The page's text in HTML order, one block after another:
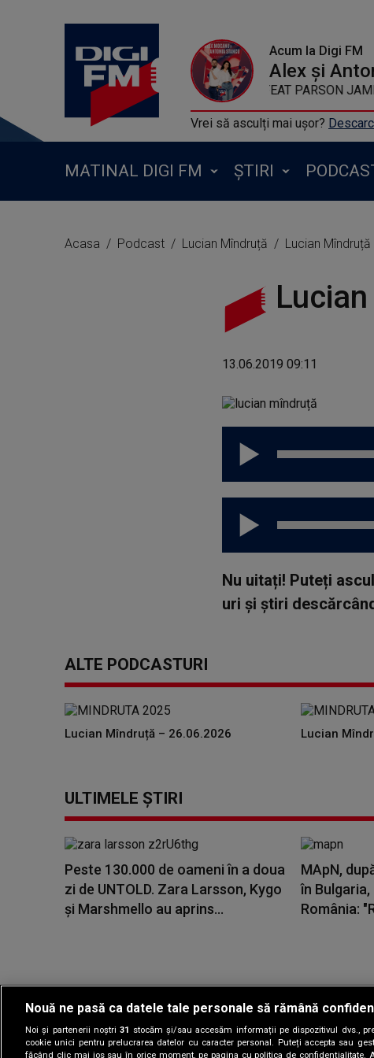
Acum la Digi FM
Alex și
KYGO FEAT PARSON
Vrei să asculți mai ușor?
MATINAL DIGI FM ȘTIRI
Acasa Podcast Lucian Mîndruță Lucian
13.06.2019 09:11
Nu uitați! Puteți
uri și știri
ALTE PODCASTURI
Lucian Mîndruță – 26.06.2026 Lucian
ULTIMELE ȘTIRI
Peste 130.000 de oameni în a doua
zi de UNTOLD. Zara Larsson, Kygo
și Marshmello au aprins...
MApN,
în
România:
Gestionați preferințele
Nouă ne pasă ca datele tale personale să rămână
Noi și partenerii noștri31 stocăm și/sau accesăm informații pe dispozitivul dvs.,
cookie unici pentru prelucrarea datelor cu caracter personal. Puteți accepta sau
făcând clic mai jos sau în orice moment, pe pagina cu politica de confidențialitate.